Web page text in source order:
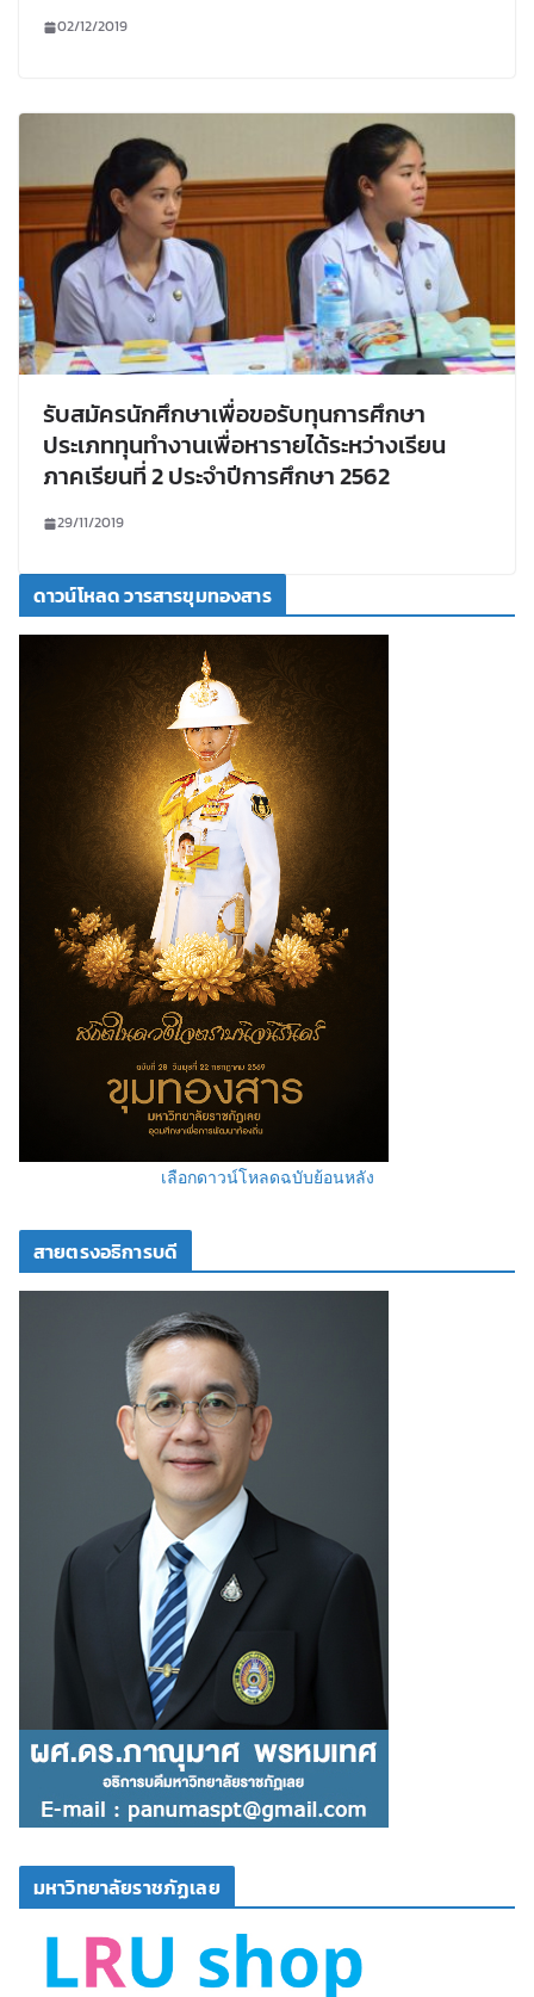
02/12/2019
รับสมัครนักศึกษาเพื่อขอรับทุนการศึกษา
ประเภททุนทำงานเพื่อหารายได้ระหว่างเรียน
ภาคเรียนที่ 2 ประจำปีการศึกษา 2562
29/11/2019
ดาวน์โหลด วารสารขุมทองสาร
เลือกดาวน์โหลดฉบับย้อนหลัง
สายตรงอธิการบดี
มหาวิทยาลัยราชภัฏเลย